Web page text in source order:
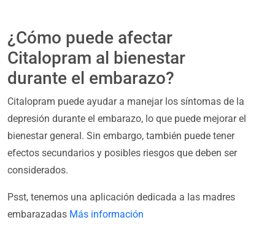
¿Cómo puede afectar
Citalopram al bienestar
durante el embarazo?
Citalopram puede ayudar a manejar los síntomas de la
depresión durante el embarazo, lo que puede mejorar el
bienestar general. Sin embargo, también puede tener
efectos secundarios y posibles riesgos que deben ser
considerados.
Psst, tenemos una aplicación dedicada a las madres
embarazadas Más información